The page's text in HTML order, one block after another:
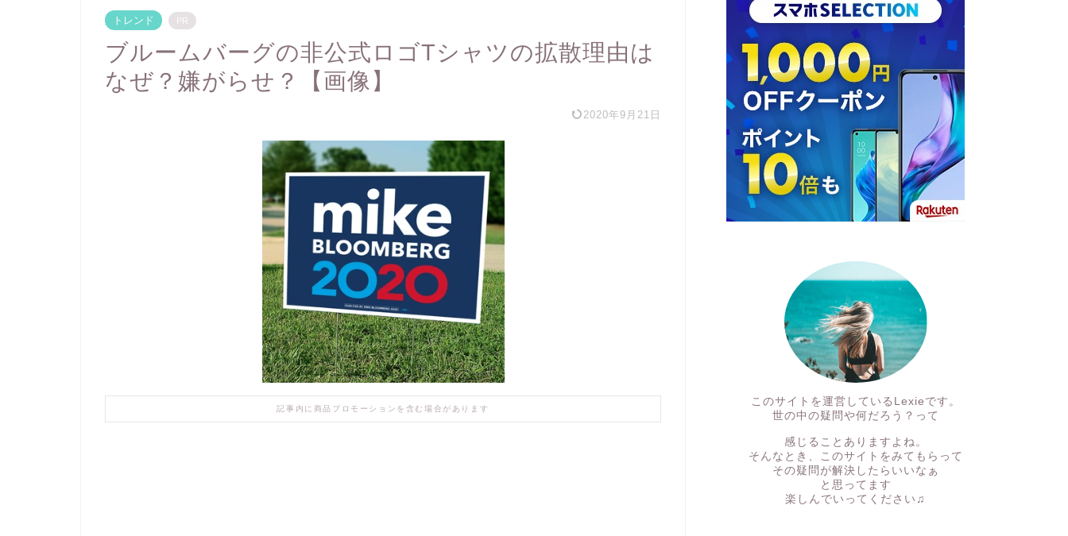
トレンド PR
ブルームバーグの非公式ロゴTシャツの拡散理由は
なぜ？嫌がらせ？【画像】
2020年9月21日
記事内に商品プロモーションを含む場合があります
このサイトを運営しているLexieです。
世の中の疑問や何だろう？って
感じることありますよね。
そんなとき、このサイトをみてもらって
その疑問が解決したらいいなぁ
と思ってます
楽しんでいってください♫